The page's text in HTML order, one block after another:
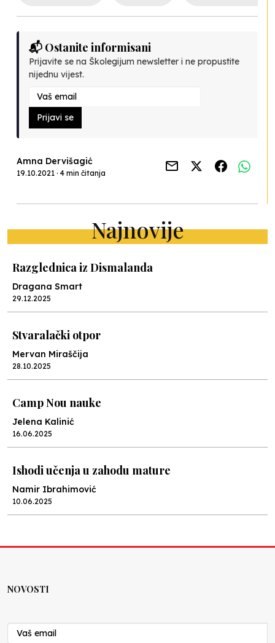
📬 Ostanite informisani
Prijavite se na Školegijum newsletter i ne propustite
nijednu vijest.
Prijavi se
Amna Dervišagić
19.10.2021 · 4 min čitanja
Najnovije
Razglednica iz Dismalanda
Dragana Smart
29.12.2025
Stvaralački otpor
Mervan Miraščija
28.10.2025
Camp Nou nauke
Jelena Kalinić
16.06.2025
Ishodi učenja u zahodu mature
Namir Ibrahimović
10.06.2025
Nenad Veličković
29.10.2024
NOVOSTI